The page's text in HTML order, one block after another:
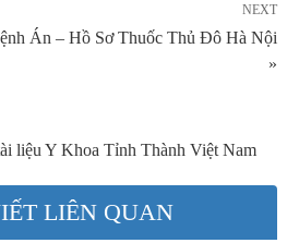
NEXT
Án – Hồ Sơ Thuốc Thủ Đô Hà Nội
»
liệu Y Khoa Tỉnh Thành Việt Nam
LIÊN QUAN